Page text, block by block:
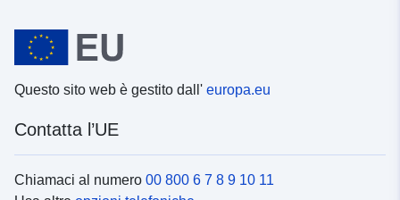
Questo sito web è gestito dall' europa.eu
Contatta l’UE
Chiamaci al numero 00 800 6 7 8 9 10 11